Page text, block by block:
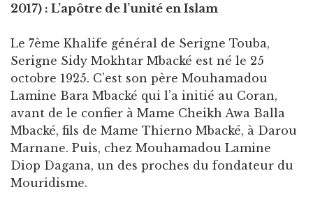
2017) : L’apôtre de l’unité en Islam
Le 7ème Khalife général de Serigne Touba,
Serigne Sidy Mokhtar Mbacké est né le 25
octobre 1925. C’est son père Mouhamadou
Lamine Bara Mbacké qui l’a initié au Coran,
avant de le confier à Mame Cheikh Awa Balla
Mbacké, fils de Mame Thierno Mbacké, à Darou
Marnane. Puis, chez Mouhamadou Lamine
Diop Dagana, un des proches du fondateur du
Mouridisme.